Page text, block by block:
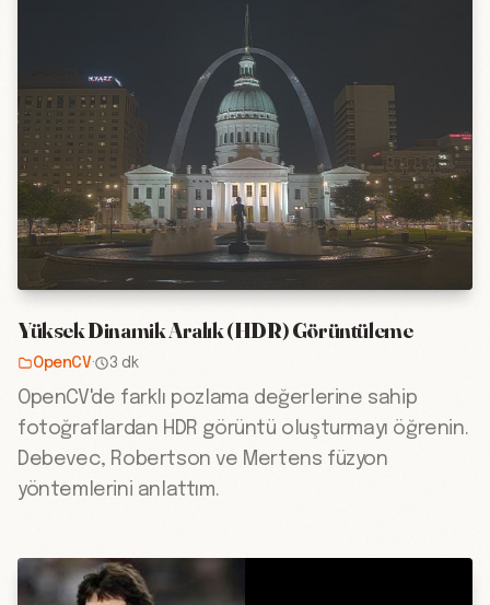
Yüksek Dinamik Aralık (HDR) Görüntüleme
OpenCV· 3 dk
OpenCV'de farklı pozlama değerlerine sahip
fotoğraflardan HDR görüntü oluşturmayı öğrenin.
Debevec, Robertson ve Mertens füzyon
yöntemlerini anlattım.